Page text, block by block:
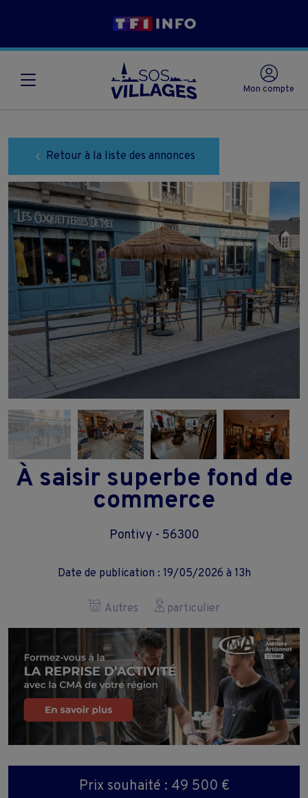
Mon compte
Retour à la liste des annonces
À saisir superbe fond de
commerce
Pontivy - 56300
Date de publication : 19/05/2026 à 13h
Autres particulier
Prix souhaité : 49 500 €